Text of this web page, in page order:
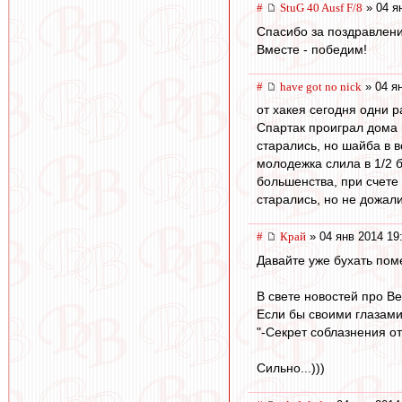
# StuG 40 Ausf F/8 » 04
Спасибо за
Вместе - победим!
# have got no nick » 04
от хакея сегодня одни
Спартак проиграл
старались, но шайба в
молодежка слила в 1/2
большенства, при
старались, но не
# Край » 04 янв 2014
Давайте уже бухать
В свете новостей про
Если бы своими
"-Секрет соблазнения
Сильно...)))